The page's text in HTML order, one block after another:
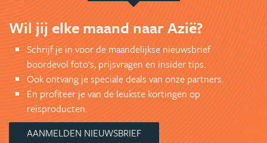
Wil jij elke maand naar Azië?
Schrijf je in voor de maandelijkse nieuwsbrief
boordevol foto's, prijsvragen en insider tips.
Ook ontvang je speciale deals van onze partners.
En profiteer je van de leukste kortingen op
reisproducten.
AANMELDEN NIEUWSBRIEF